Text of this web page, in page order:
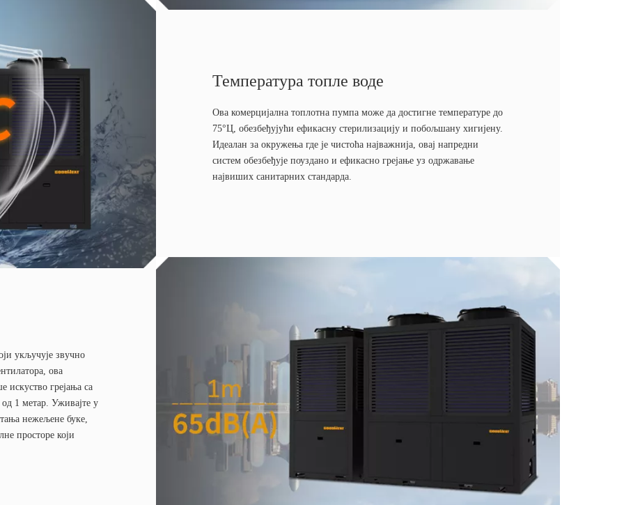
Температура топле воде
Ова комерцијална топлотна пумпа може да достигне температуре до
75°Ц, обезбеђујући ефикасну стерилизацију и побољшану хигијену.
Идеалан за окружења где је чистоћа најважнија, овај напредни
систем обезбеђује поуздано и ефикасно грејање уз одржавање
највиших санитарних стандарда.
укључује звучно
ова
искуство грејања са
1 метар. Уживајте у
нежељене буке,
просторе који